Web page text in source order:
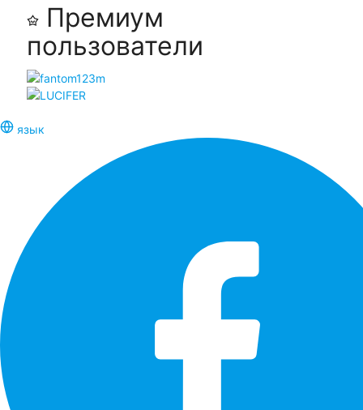
Премиум
пользователи
язык